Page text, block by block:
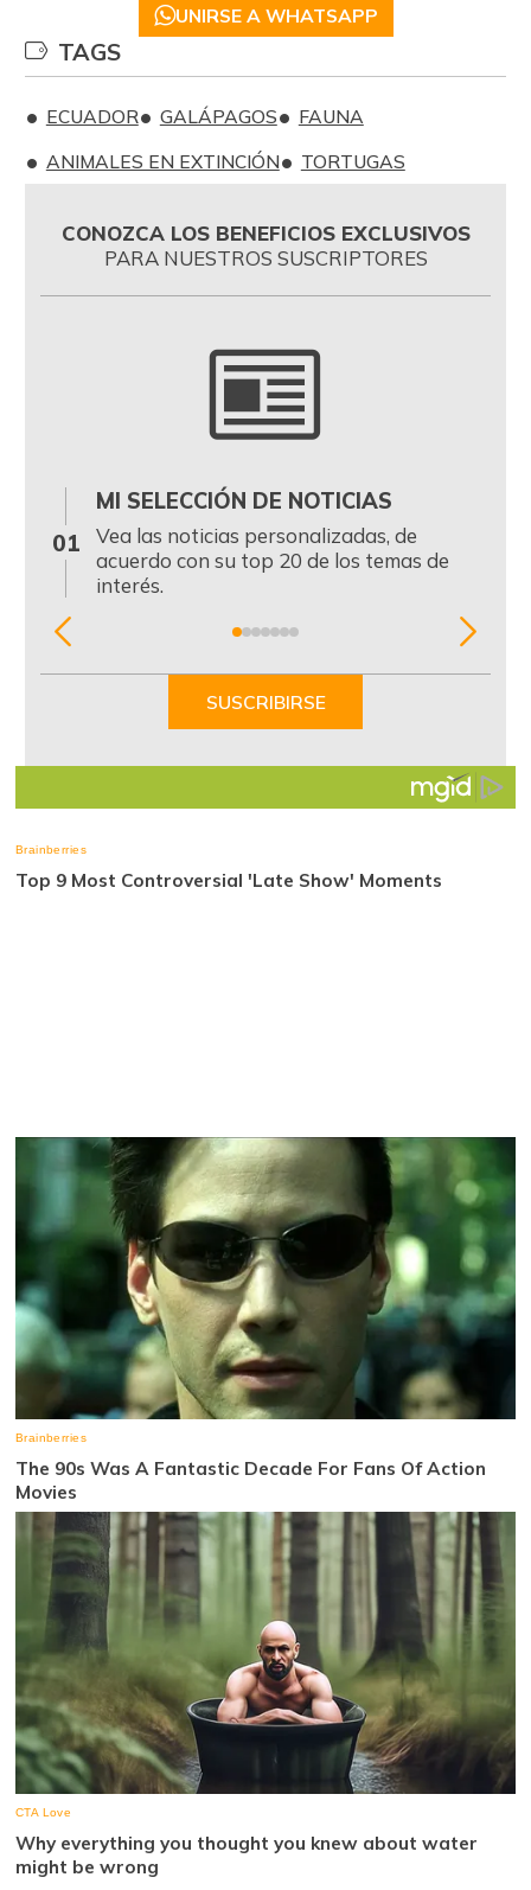
UNIRSE A WHATSAPP
TAGS
ECUADOR GALÁPAGOS
FAUNA
ANIMALES EN EXTINCIÓN
TORTUGAS
CONOZCA LOS BENEFICIOS EXCLUSIVOS
PARA NUESTROS SUSCRIPTORES
01
MI SELECCIÓN DE NOTICIAS
Vea las noticias personalizadas, de
acuerdo con su top 20 de los temas de
interés.
Item
SUSCRIBIRSE